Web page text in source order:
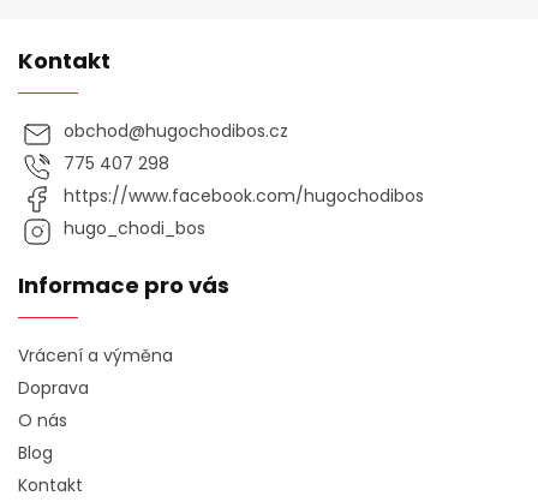
Kontakt
obchod@hugochodibos.cz
775 407 298
https://www.facebook.com/hugochodibos
hugo_chodi_bos
Informace pro vás
Vrácení a výměna
Doprava
O nás
Blog
Kontakt